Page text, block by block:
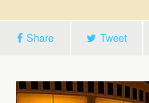
Share Tweet